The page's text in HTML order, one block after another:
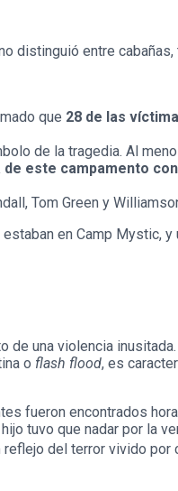
distinguió entre
que 28 de las
de la tragedia. Al
de este campamento
Tom Green y
en Camp Mystic, y
una violencia
o flash flood, es
fueron encontrados
tuvo que nadar por la
del terror vivido por